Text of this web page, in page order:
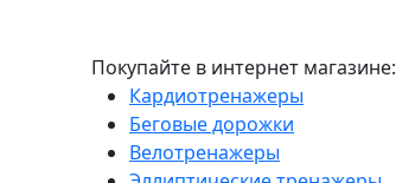
Покупайте в интернет магазине:
Кардиотренажеры
Беговые дорожки
Велотренажеры